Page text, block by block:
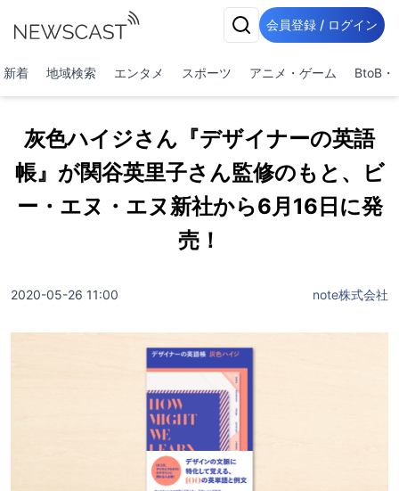
会員登録 / ログイン
新着 地域検索 エンタメ スポーツ アニメ・ゲーム BtoB・
灰色ハイジさん『デザイナーの英語
帳』が関谷英里子さん監修のもと、ビ
ー・エヌ・エヌ新社から6月16日に発
売！
2020-05-26 11:00 note株式会社